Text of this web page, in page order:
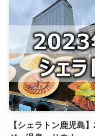
【シェラトン鹿児島